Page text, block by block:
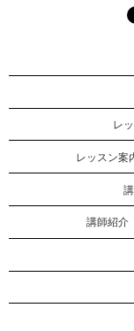
レ
レッスン案
講師紹介